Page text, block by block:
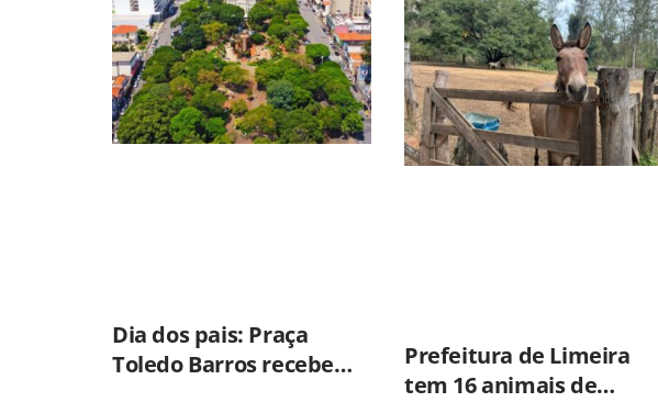
2001
Dia dos pais: Praça
Toledo Barros recebe
Prefeitura de Limeira
tem 16 animais de